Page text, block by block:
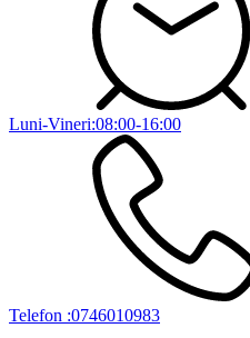
Luni-Vineri:08:00-16:00
Telefon :0746010983